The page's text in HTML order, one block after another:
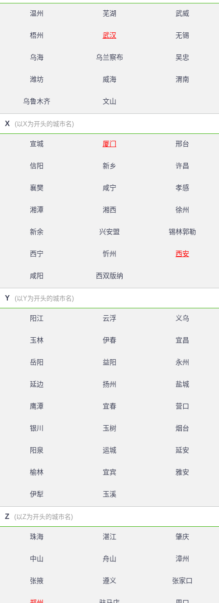
温州 芜湖 武威
梧州 武汉 无锡
乌海 乌兰察布 吴忠
潍坊 威海 渭南
乌鲁木齐 文山
X (以X为开头的城市名)
宣城 厦门 邢台
信阳 新乡 许昌
襄樊 咸宁 孝感
湘潭 湘西 徐州
新余 兴安盟 锡林郭勒
西宁 忻州 西安
咸阳 西双版纳
Y (以Y为开头的城市名)
阳江 云浮 义乌
玉林 伊春 宜昌
岳阳 益阳 永州
延边 扬州 盐城
鹰潭 宜春 营口
银川 玉树 烟台
阳泉 运城 延安
榆林 宜宾 雅安
伊犁 玉溪
Z (以Z为开头的城市名)
珠海 湛江 肇庆
中山 舟山 漳州
张掖 遵义 张家口